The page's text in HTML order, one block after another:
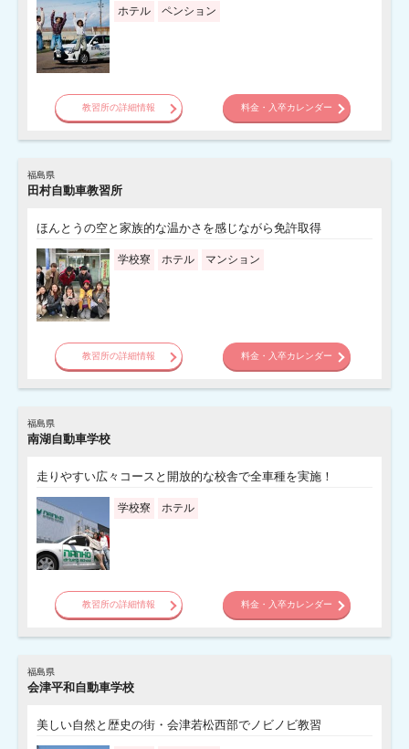
ホテル ペンション
教習所の詳細情報 料金・入卒カレンダー
福島県
田村自動車教習所
ほんとうの空と家族的な温かさを感じながら免許取得
学校寮 ホテル マンション
教習所の詳細情報 料金・入卒カレンダー
福島県
南湖自動車学校
走りやすい広々コースと開放的な校舎で全車種を実施！
学校寮 ホテル
教習所の詳細情報 料金・入卒カレンダー
福島県
会津平和自動車学校
美しい自然と歴史の街・会津若松西部でノビノビ教習